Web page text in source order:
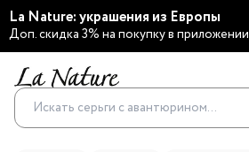
La Nature: украшения из Европы
Доп. скидка 3% на покупку в приложении